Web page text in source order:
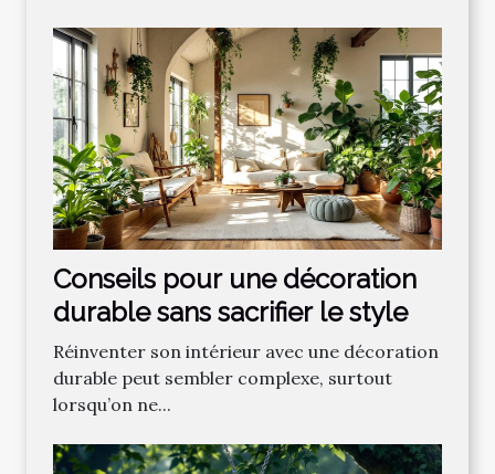
Conseils pour une décoration
durable sans sacrifier le style
Réinventer son intérieur avec une décoration
durable peut sembler complexe, surtout
lorsqu’on ne...